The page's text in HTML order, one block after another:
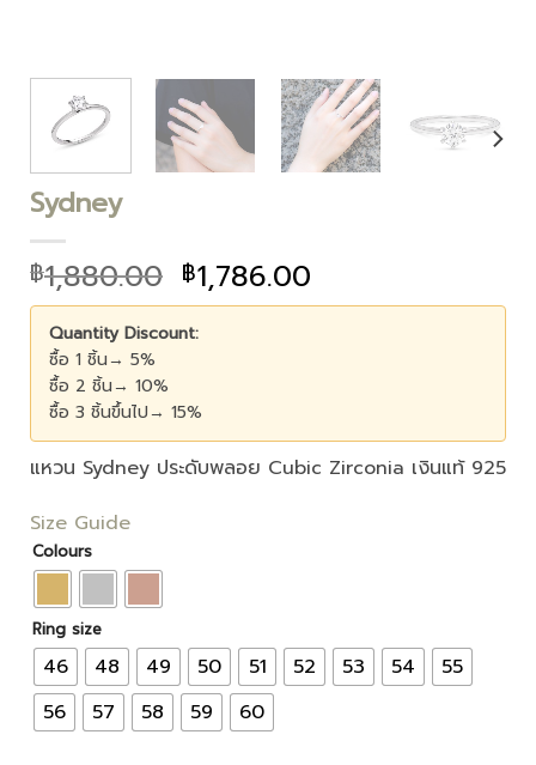
Sydney
฿1,880.00 ฿1,786.00
Quantity Discount:
ซื้อ 1 ชิ้น→ 5%
ซื้อ 2 ชิ้น→ 10%
ซื้อ 3 ชิ้นขึ้นไป→ 15%
แหวน Sydney ประดับพลอย Cubic Zirconia เงินแท้ 925
Size Guide
Colours
Ring size
46 48 49 50 51 52 53 54
55
56
57 58 59 60